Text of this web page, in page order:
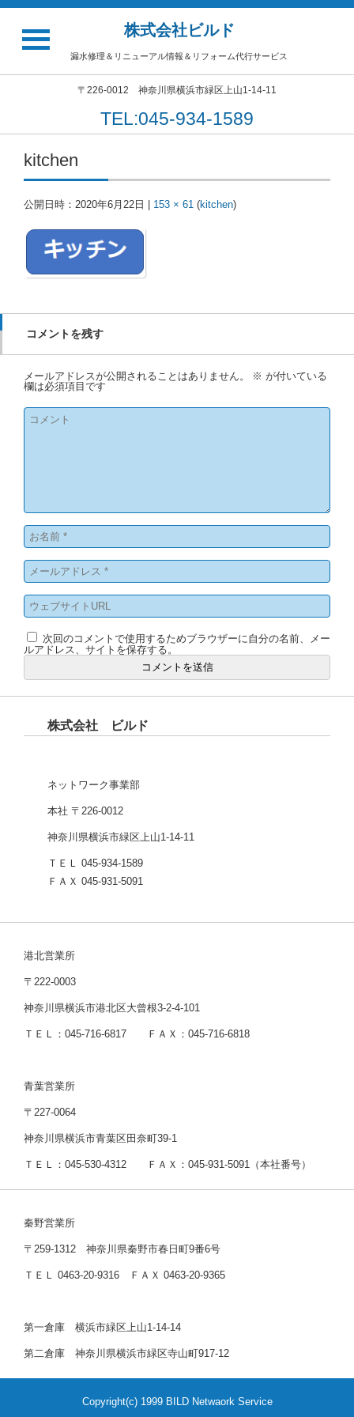
株式会社ビルド
漏水修理＆リニューアル情報＆リフォーム代行サービス
〒226-0012 神奈川県横浜市緑区上山1-14-11
TEL:045-934-1589
kitchen
公開日時： 2020年6月22日 153 × 61 (kitchen)
コメントを残す
メールアドレスが公開されることはありません。 ※ が付いている
欄は必須項目です
次回のコメントで使用するためブラウザーに自分の名前、メー
ルアドレス、サイトを保存する。
株式会社 ビルド
ネットワーク事業部
本社 〒226-0012
神奈川県横浜市緑区上山1-14-11
ＴＥＬ 045-934-1589
ＦＡＸ 045-931-5091
港北営業所
〒222-0003
神奈川県横浜市港北区大曾根3-2-4-101
ＴＥＬ：045-716-6817 ＦＡＸ：045-716-6818
青葉営業所
〒227-0064
神奈川県横浜市青葉区田奈町39-1
ＴＥＬ：045-530-4312 ＦＡＸ：045-931-5091（本社番号）
秦野営業所
〒259-1312 神奈川県秦野市春日町9番6号
ＴＥＬ 0463-20-9316 ＦＡＸ 0463-20-9365
第一倉庫 横浜市緑区上山1-14-14
第二倉庫 神奈川県横浜市緑区寺山町917-12
Copyright(c) 1999 BILD Netwaork Service